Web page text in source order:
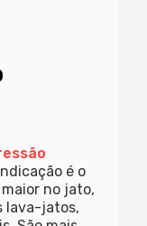
é o
no jato,
lava-jatos,